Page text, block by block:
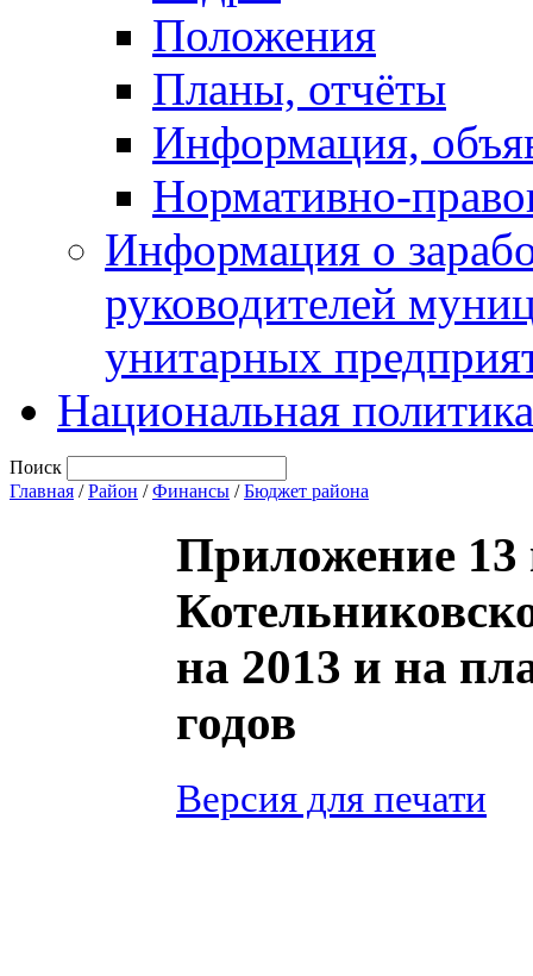
Положения
Планы, отчёты
Информация,
Нормативно-
Информация о
руководителей
унитарных
Национальная политика
Поиск
Главная /Район /Финансы /Бюджет района
Приложение 13
на 2013 и на
годов
Версия для печати